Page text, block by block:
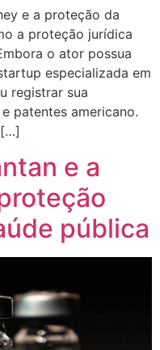
e a proteção da
a proteção jurídica
o ator possua
especializada em
registrar sua
patentes americano.
[…]
e a
pública